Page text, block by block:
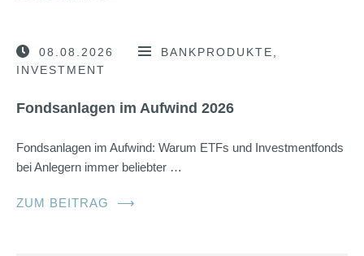
08.08.2026
BANKPRODUKTE
INVESTMENT
Fondsanlagen im Aufwind 2026
Fondsanlagen im Aufwind: Warum ETFs und Investmentfonds
bei Anlegern immer beliebter …
ZUM BEITRAG ⟶